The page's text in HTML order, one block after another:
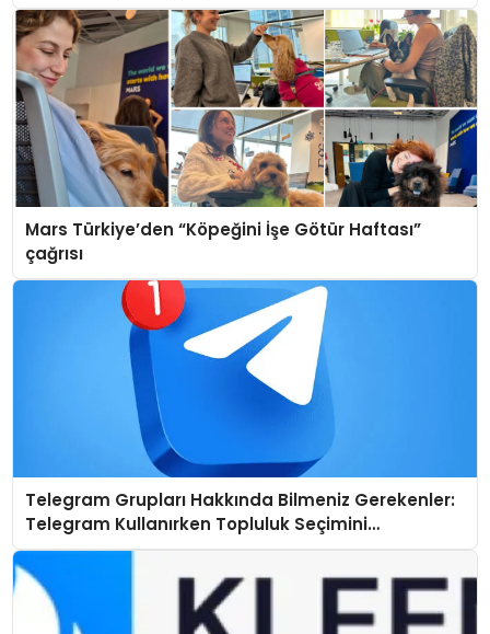
Mars Türkiye’den “Köpeğini İşe Götür Haftası”
çağrısı
Telegram Grupları Hakkında Bilmeniz Gerekenler:
Telegram Kullanırken Topluluk Seçimini
Kolaylaştırın